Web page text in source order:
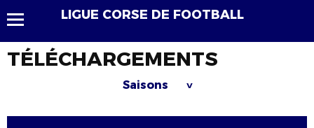
LIGUE CORSE DE FOOTBALL
TÉLÉCHARGEMENTS
Saisons >